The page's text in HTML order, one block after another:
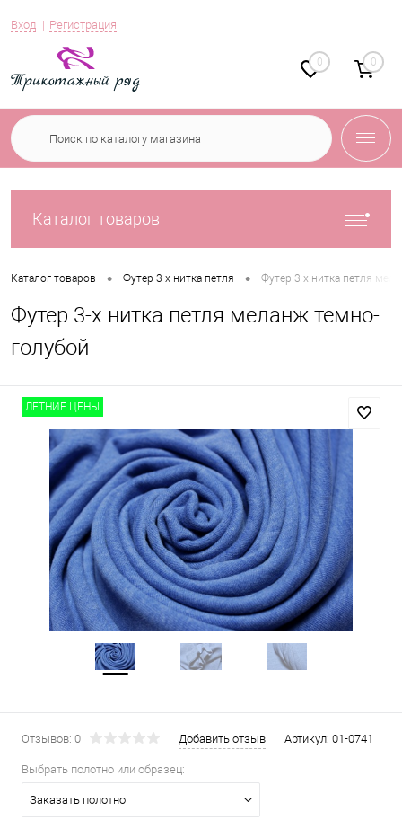
Вход Регистрация
0 0
Каталог товаров
Каталог товаров • Футер 3-х нитка петля • Футер 3-х нитка петля
Футер 3-х нитка петля меланж темно-
голубой
ЛЕТНИЕ ЦЕНЫ
Отзывов: 0 Добавить отзыв Артикул: 01-0741
Выбрать полотно или образец:
Заказать полотно